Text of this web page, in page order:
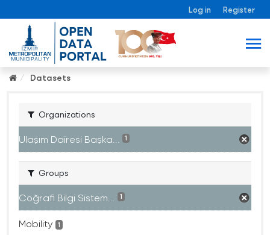
Log in Register
Datasets
Organizations
Ulaşım Dairesi Başka... 1
Groups
Coğrafi Bilgi Sistem... 1
Mobility 1